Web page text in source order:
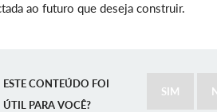
ao futuro que deseja construir.
ESTE CONTEÚDO FOI
ÚTIL PARA VOCÊ?
SIM